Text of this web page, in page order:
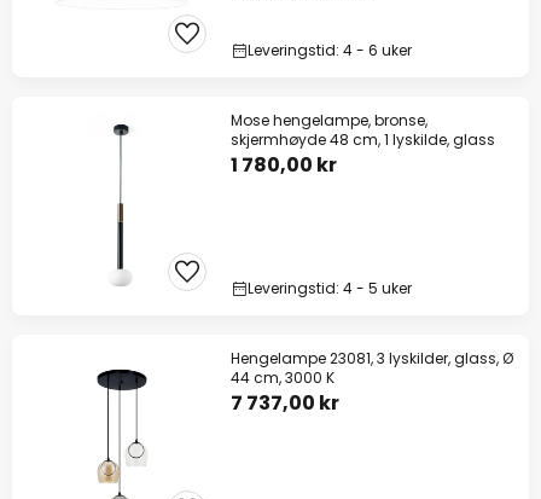
Leveringstid: 4 - 6 uker
Mose hengelampe, bronse,
skjermhøyde 48 cm, 1 lyskilde, glass
1 780,00 kr
Leveringstid: 4 - 5 uker
Hengelampe 23081, 3 lyskilder, glass, Ø
44 cm, 3000 K
7 737,00 kr